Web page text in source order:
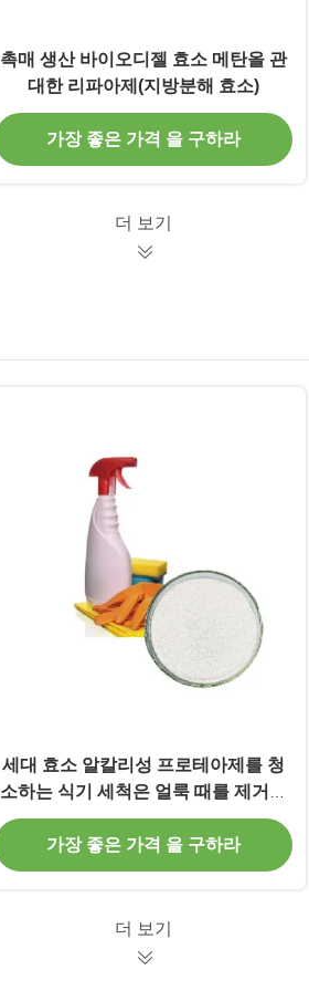
촉매 생산 바이오디젤 효소 메탄올 관
대한 리파아제(지방분해 효소)
가장 좋은 가격 을 구하라
더 보기
세대 효소 알칼리성 프로테아제를 청
소하는 식기 세척은 얼룩 때를 제거합
니다
가장 좋은 가격 을 구하라
더 보기